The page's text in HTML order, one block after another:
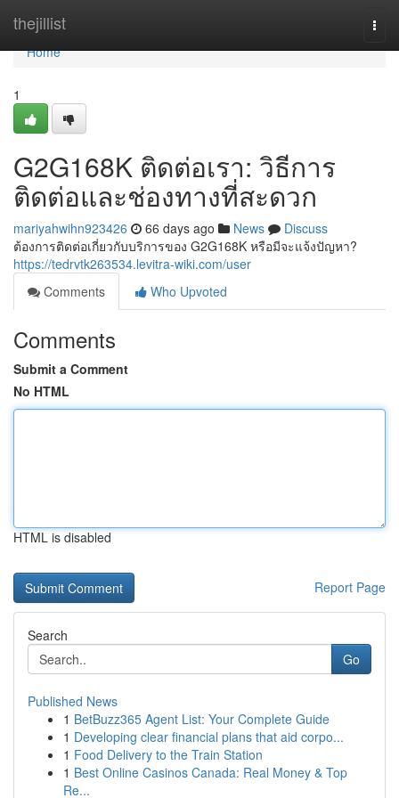
thejillist
Home
Home
1
G2G168K ติดต่อเรา: วิธีการ
ติดต่อและช่องทางที่สะดวก
mariyahwihn923426 66 days ago News
Discuss
ต้องการติดต่อเกี่ยวกับบริการของ G2G168K หรือมีจะแจ้งปัญหา?
https://tedrvtk263534.levitra-wiki.com/user
Comments
Who Upvoted
Comments
Submit a Comment
No HTML
HTML is disabled
Report Page
Search
Go
Published News
1 BetBuzz365 Agent List: Your Complete Guide
1 Developing clear financial plans that aid corpo...
1 Food Delivery to the Train Station
1 Best Online Casinos Canada: Real Money & Top
Re...